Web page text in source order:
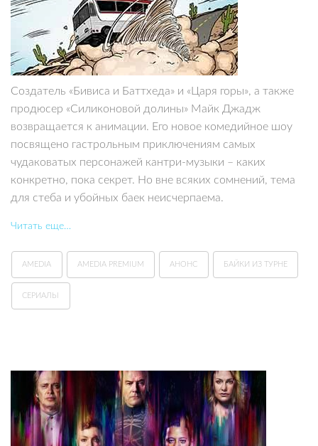
Создатель «Бивиса и Баттхеда» и «Царя горы», а также
продюсер «Силиконовой долины» Майк Джадж
возвращается к анимации. Его новое комедийное шоу
посвящено гастрольным приключениям самых
чудаковатых персонажей кантри-музыки – каких
конкретно, пока секрет. Но вне всяких сомнений, тема
для стеба и убойных баек неисчерпаема.
Читать еще…
AMEDIA AMEDIA PREMIUM АНОНС БАЙКИ ИЗ ТУРНЕ
СЕРИАЛЫ